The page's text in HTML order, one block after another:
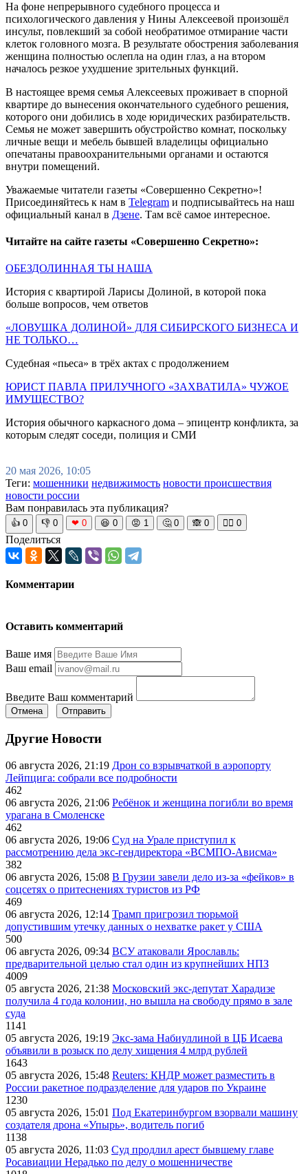
На фоне непрерывного судебного процесса и
психологического давления у Нины Алексеевой произошёл
инсульт, повлекший за собой необратимое отмирание части
клеток головного мозга. В результате обострения заболевания
женщина полностью ослепла на один глаз, а на втором
началось резкое ухудшение зрительных функций.
В настоящее время семья Алексеевых проживает в спорной
квартире до вынесения окончательного судебного решения,
которого они добились в ходе юридических разбирательств.
Семья не может завершить обустройство комнат, поскольку
личные вещи и мебель бывшей владелицы официально
опечатаны правоохранительными органами и остаются
внутри помещений.
Уважаемые читатели газеты «Совершенно Секретно»!
Присоединяйтесь к нам в Telegram и подписывайтесь на наш
официальный канал в Дзене. Там всё самое интересное.
Читайте на сайте газеты «Совершенно Секретно»:
ОБЕЗДОЛИННАЯ ТЫ НАША
История с квартирой Ларисы Долиной, в которой пока
больше вопросов, чем ответов
«ЛОВУШКА ДОЛИНОЙ» ДЛЯ СИБИРСКОГО БИЗНЕСА И
НЕ ТОЛЬКО…
Судебная «пьеса» в трёх актах с продолжением
ЮРИСТ ПАВЛА ПРИЛУЧНОГО «ЗАХВАТИЛА» ЧУЖОЕ
ИМУЩЕСТВО?
История обычного каркасного дома – эпицентр конфликта, за
которым следят соседи, полиция и СМИ
20 мая 2026, 10:05
Теги: мошенники недвижимость новости происшествия
новости россии
Вам понравилась эта публикация?
👍 0 👎 0 ❤ 0 😆 0 😡 1 🤔 0 🙈 0 🧘‍♀️ 0
Поделиться
Комментарии
Оставить комментарий
Ваше имя
Ваш email
Введите Ваш комментарий
Отмена Отправить
Другие Новости
06 августа 2026, 21:19 Дрон со взрывчаткой в аэропорту
Лейпцига: собрали все подробности
462
06 августа 2026, 21:06 Ребёнок и женщина погибли во время
урагана в Смоленске
462
06 августа 2026, 19:06 Суд на Урале приступил к
рассмотрению дела экс-гендиректора «ВСМПО-Ависма»
382
06 августа 2026, 15:08 В Грузии завели дело из-за «фейков» в
соцсетях о притеснениях туристов из РФ
469
06 августа 2026, 12:14 Трамп пригрозил тюрьмой
допустившим утечку данных о нехватке ракет у США
500
06 августа 2026, 09:34 ВСУ атаковали Ярославль:
предварительной целью стал один из крупнейших НПЗ
4009
05 августа 2026, 21:38 Московский экс-депутат Харадизе
получила 4 года колонии, но вышла на свободу прямо в зале
суда
1141
05 августа 2026, 19:19 Экс-зама Набиуллиной в ЦБ Исаева
объявили в розыск по делу хищения 4 млрд рублей
1643
05 августа 2026, 15:48 Reuters: КНДР может разместить в
России ракетное подразделение для ударов по Украине
1230
05 августа 2026, 15:01 Под Екатеринбургом взорвали машину
создателя дрона «Упырь», водитель погиб
1138
05 августа 2026, 11:03 Суд продлил арест бывшему главе
Росавиации Нерадько по делу о мошенничестве